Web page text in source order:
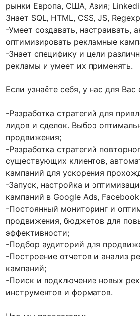
рынки Европа, США, Азия;
Знает SQL, HTML, CSS, JS,
-Умеет создавать, настраивать,
оптимизировать рекламные
-Знает специфику и цели
рекламы и умеет их применять.
Если узнаёте себя, у нас для Вас
-Разработка стратегий для
лидов и сделок. Выбор
продвижения;
-Разработка стратегий
существующих клиентов,
кампаний для ускорения
-Запуск, настройка и
кампаний в Google Ads,
-Постоянный мониторинг и
продвижения, бюджетов для
эффективности;
-Подбор аудиторий для
-Построение отчетов и анализ
кампаний;
-Поиск и подключение новых
инструментов и форматов.